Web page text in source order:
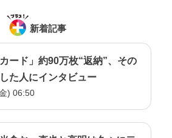
新着記事
ード」約90万枚“返納”、その
た人にインタビュー
) 06:50